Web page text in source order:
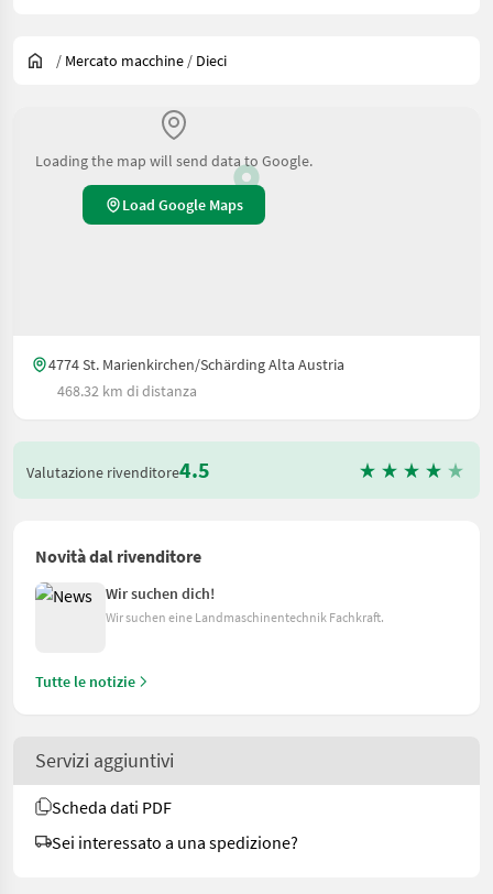
/ Mercato macchine / Dieci
Loading the map will send data to Google.
Load Google Maps
4774 St. Marienkirchen/Schärding Alta Austria
468.32 km di distanza
Valutazione rivenditore4.5
Novità dal rivenditore
Wir suchen dich!
Wir suchen eine Landmaschinentechnik Fachkraft.
Tutte le notizie
Servizi aggiuntivi
Scheda dati PDF
Sei interessato a una spedizione?